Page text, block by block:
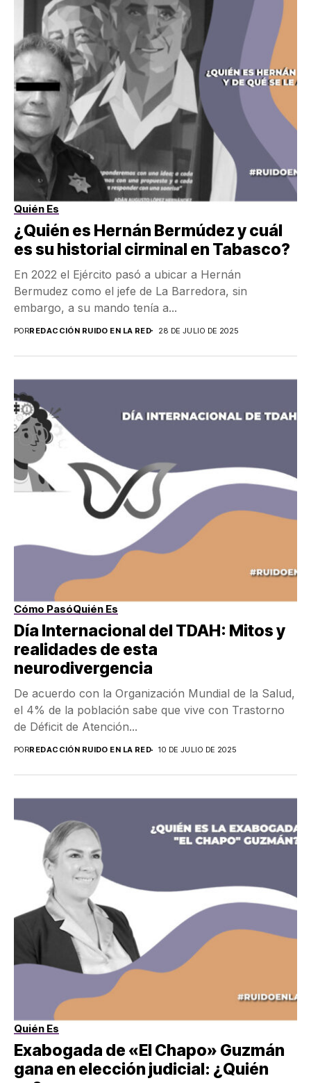
Quién Es
¿Quién es Hernán Bermúdez y cuál
es su historial cirminal en Tabasco?
En 2022 el Ejército pasó a ubicar a Hernán
Bermudez como el jefe de La Barredora, sin
embargo, a su mando tenía a...
PORREDACCIÓN RUIDO EN LA RED 28 DE JULIO DE 2025
Cómo PasóQuién Es
Día Internacional del TDAH: Mitos y
realidades de esta
neurodivergencia
De acuerdo con la Organización Mundial de la Salud,
el 4% de la población sabe que vive con Trastorno
de Déficit de Atención...
PORREDACCIÓN RUIDO EN LA RED 10 DE JULIO DE 2025
Quién Es
Exabogada de «El Chapo» Guzmán
gana en elección judicial: ¿Quién